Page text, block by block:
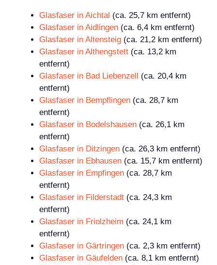
Glasfaser in Aichtal (ca. 25,7 km entfernt)
Glasfaser in Aidlingen (ca. 6,4 km entfernt)
Glasfaser in Altensteig (ca. 21,2 km entfernt)
Glasfaser in Althengstett (ca. 13,2 km
entfernt)
Glasfaser in Bad Liebenzell
(ca. 20,4 km
entfernt)
Glasfaser in Bempflingen (ca. 28,7 km
entfernt)
Glasfaser in Bodelshausen (ca. 26,1 km
entfernt)
Glasfaser in Ditzingen (ca. 26,3 km entfernt)
Glasfaser in Ebhausen (ca. 15,7 km entfernt)
Glasfaser in Empfingen (ca. 28,7 km
entfernt)
Glasfaser in Filderstadt (ca. 24,3 km
entfernt)
Glasfaser in Friolzheim (ca. 24,1 km
entfernt)
Glasfaser in Gärtringen (ca. 2,3 km entfernt)
Glasfaser in Gäufelden (ca. 8,1 km entfernt)